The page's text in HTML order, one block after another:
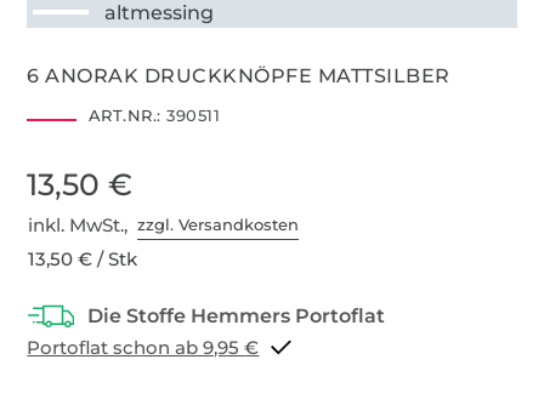
altmessing
6 ANORAK DRUCKKNÖPFE MATTSILBER
ART.NR.: 390511
13,50 €
inkl. MwSt.,zzgl. Versandkosten
13,50 € / Stk
Portoflat schon ab 9,95 €